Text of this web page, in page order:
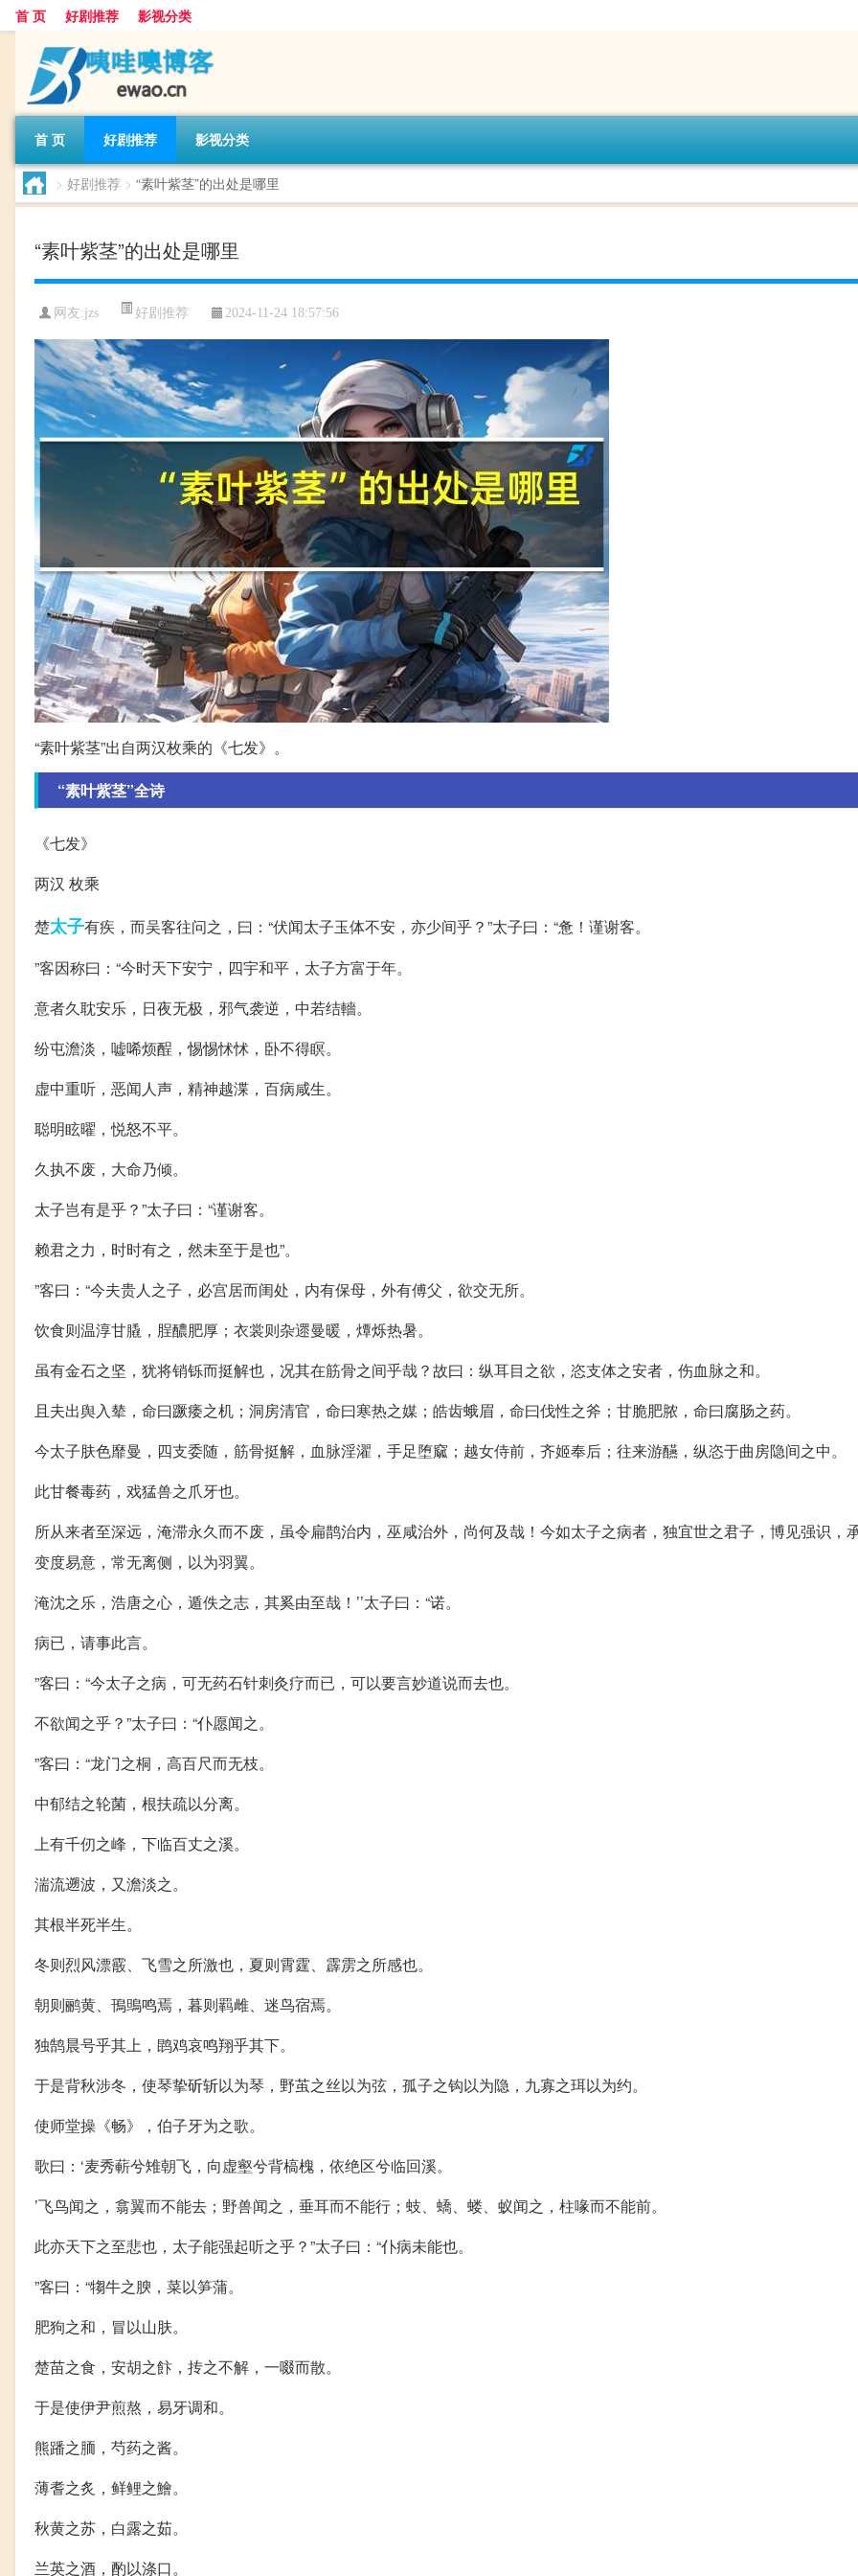
首 页 好剧推荐 影视分类
首 页 好剧推荐 影视分类
> 好剧推荐 > “素叶紫茎”的出处是哪里
“素叶紫茎”的出处是哪里
网友:jzs 好剧推荐 2024-11-24 18:57:56
“素叶紫茎”出自两汉枚乘的《七发》。
“素叶紫茎”全诗
《七发》
两汉 枚乘
楚太子有疾，而吴客往问之，曰：“伏闻太子玉体不安，亦少间乎？”太子曰：“惫！谨谢客。
”客因称曰：“今时天下安宁，四宇和平，太子方富于年。
意者久耽安乐，日夜无极，邪气袭逆，中若结轖。
纷屯澹淡，嘘唏烦酲，惕惕怵怵，卧不得瞑。
虚中重听，恶闻人声，精神越渫，百病咸生。
聪明眩曜，悦怒不平。
久执不废，大命乃倾。
太子岂有是乎？”太子曰：“谨谢客。
赖君之力，时时有之，然未至于是也”。
”客曰：“今夫贵人之子，必宫居而闺处，内有保母，外有傅父，欲交无所。
饮食则温淳甘膬，脭醲肥厚；衣裳则杂遝曼暖，燂烁热暑。
虽有金石之坚，犹将销铄而挺解也，况其在筋骨之间乎哉？故曰：纵耳目之欲，恣支体之安者，伤血脉之和。
且夫出舆入辇，命曰蹶痿之机；洞房清官，命曰寒热之媒；皓齿蛾眉，命曰伐性之斧；甘脆肥脓，命曰腐肠之药。
今太子肤色靡曼，四支委随，筋骨挺解，血脉淫濯，手足堕窳；越女侍前，齐姬奉后；往来游醼，纵恣于曲房隐间之中。
此甘餐毒药，戏猛兽之爪牙也。
所从来者至深远，淹滞永久而不废，虽令扁鹊治内，巫咸治外，尚何及哉！今如太子之病者，独宜世之君子，博见强识，
变度易意，常无离侧，以为羽翼。
淹沈之乐，浩唐之心，遁佚之志，其奚由至哉！’’太子曰：“诺。
病已，请事此言。
”客曰：“今太子之病，可无药石针刺灸疗而已，可以要言妙道说而去也。
不欲闻之乎？”太子曰：“仆愿闻之。
”客曰：“龙门之桐，高百尺而无枝。
中郁结之轮菌，根扶疏以分离。
上有千仞之峰，下临百丈之溪。
湍流遡波，又澹淡之。
其根半死半生。
冬则烈风漂霰、飞雪之所激也，夏则霄霆、霹雳之所感也。
朝则鹂黄、鳱鴠鸣焉，暮则羁雌、迷鸟宿焉。
独鹄晨号乎其上，鹍鸡哀鸣翔乎其下。
于是背秋涉冬，使琴挚斫斩以为琴，野茧之丝以为弦，孤子之钩以为隐，九寡之珥以为约。
使师堂操《畅》，伯子牙为之歌。
歌曰：‘麦秀蔪兮雉朝飞，向虚壑兮背槁槐，依绝区兮临回溪。
’飞鸟闻之，翕翼而不能去；野兽闻之，垂耳而不能行；蚑、蟜、蝼、蚁闻之，柱喙而不能前。
此亦天下之至悲也，太子能强起听之乎？”太子曰：“仆病未能也。
”客曰：“犓牛之腴，菜以笋蒲。
肥狗之和，冒以山肤。
楚苗之食，安胡之飰，抟之不解，一啜而散。
于是使伊尹煎熬，易牙调和。
熊蹯之胹，芍药之酱。
薄耆之炙，鲜鲤之鱠。
秋黄之苏，白露之茹。
兰英之酒，酌以涤口。